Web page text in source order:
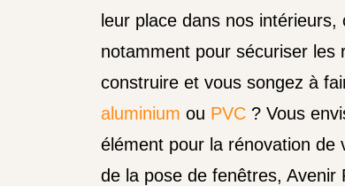
leur place dans nos
notamment pour sécuriser les
construire et vous songez à
aluminium ou PVC ? Vous
élément pour la rénovation de
de la pose de fenêtres, Avenir